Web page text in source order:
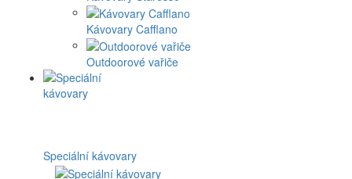
Kávovary Cafflano
Outdoorové vařiče
Speciální kávovary